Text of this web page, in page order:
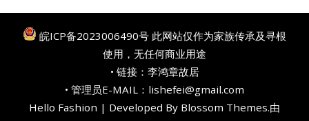
皖ICP备2023006490号 此网站仅作为家族传承及寻根
使用，无任何商业用途
• 链接： 李鸿章故居
• 管理员E-MAIL：lishefei@gmail.com
Hello Fashion | Developed By Blossom Themes.由